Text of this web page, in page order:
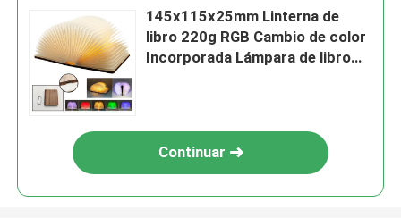
145x115x25mm Linterna de
libro 220g RGB Cambio de color
Incorporada Lámpara de libro
Continuar